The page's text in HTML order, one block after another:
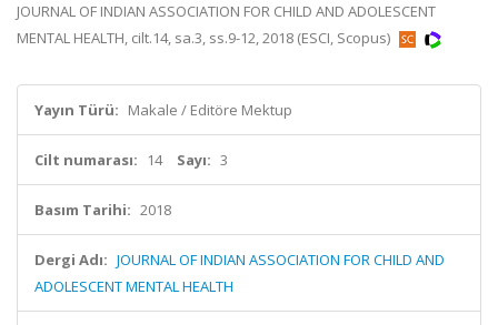
JOURNAL OF INDIAN ASSOCIATION FOR CHILD AND ADOLESCENT
MENTAL HEALTH, cilt.14, sa.3, ss.9-12, 2018 (ESCI, Scopus)
Yayın Türü: Makale / Editöre Mektup
Cilt numarası: 14 Sayı: 3
Basım Tarihi: 2018
Dergi Adı: JOURNAL OF INDIAN ASSOCIATION FOR CHILD AND
ADOLESCENT MENTAL HEALTH